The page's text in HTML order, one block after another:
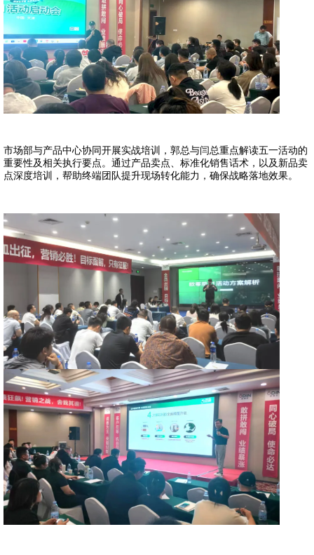
市场部与产品中心协同开展实战培训，郭总与闫总重点解读五一活动的
重要性及相关执行要点。通过产品卖点、标准化销售话术，以及新品卖
点深度培训，帮助终端团队提升现场转化能力，确保战略落地效果。